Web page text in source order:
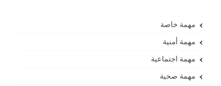
مهمة خاصة
مهمة أمنية
مهمة اجتماعية
مهمة صحية